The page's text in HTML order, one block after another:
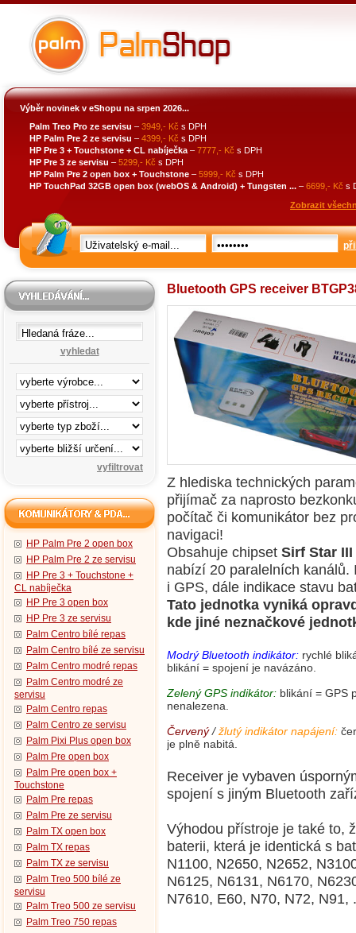
Výběr novinek v eShopu na srpen 2026...
Palm Treo Pro ze servisu – 3949,- Kč s DPH
HP Palm Pre 2 ze servisu – 4399,- Kč s DPH
HP Pre 3 + Touchstone + CL nabíječka – 7777,- Kč s DPH
HP Pre 3 ze servisu – 5299,- Kč s DPH
HP Palm Pre 2 open box + Touchstone – 5999,- Kč s DPH
HP TouchPad 32GB open box (webOS & Android) + Tungsten ... – 6699,- Kč s
Zobrazit
vyhledat
HP Palm Pre 2 open box
HP Palm Pre 2 ze servisu
HP Pre 3 + Touchstone +
CL nabíječka
HP Pre 3 open box
HP Pre 3 ze servisu
Palm Centro bílé repas
Palm Centro bílé ze servisu
Palm Centro modré repas
Palm Centro modré ze
servisu
Palm Centro repas
Palm Centro ze servisu
Palm Pixi Plus open box
Palm Pre open box
Palm Pre open box +
Touchstone
Palm Pre repas
Palm Pre ze servisu
Palm TX open box
Palm TX repas
Palm TX ze servisu
Palm Treo 500 bílé ze
servisu
Palm Treo 500 ze servisu
Palm Treo 750 repas
Bluetooth GPS receiver
Z hlediska technických
přijímač za naprosto
počítač či komunikátor bez
navigaci!
Obsahuje chipset Sirf Star III
nabízí 20 paralelních
i GPS, dále indikace stavu
Tato jednotka vyniká
kde jiné neznačkové
Modrý Bluetooth indikátor: rychlé
blikání = spojení je navázáno.
Zelený GPS indikátor: blikání = GPS
nenalezena.
Červený/žlutý indikátor napájení:
je plně nabitá.
Receiver je vybaven
spojení s jiným Bluetooth
Výhodou přístroje je také to,
baterii, která je identická s
N1100, N2650, N2652,
N6125, N6131, N6170,
N7610, E60, N70, N72, N91,